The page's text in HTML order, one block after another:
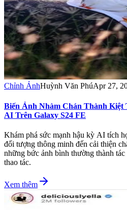
Chỉnh ẢnhHuỳnh Văn PhúApr 27,
Biến Ảnh Nhàm Chán Thành
AI Trên Galaxy S24 FE
Khám phá sức mạnh hậu kỳ AI tích
đối tượng thông minh đến cải thiện
những bức ảnh bình thường thành
thao tác.
Xem thêm